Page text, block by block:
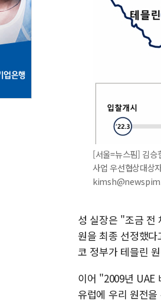
[서울=뉴스핌] 김승
사업 우선협상대상
성 실장은 "조금 전
원을 최종 선정했
코 정부가 테믈린
이어 "2009년 UAE
유럽에 우리 원전